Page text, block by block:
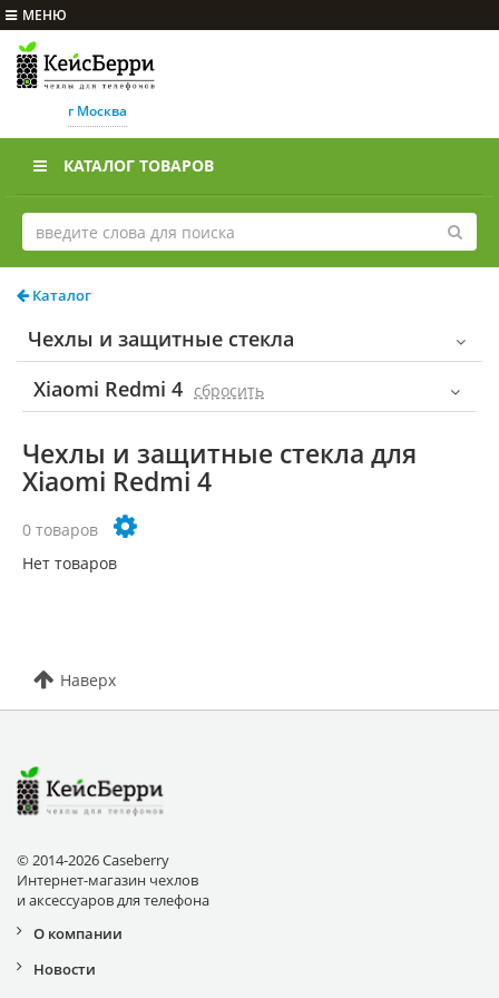
МЕНЮ
г Москва
КАТАЛОГ ТОВАРОВ
Каталог
Чехлы и защитные стекла
Xiaomi Redmi 4 cбросить
Чехлы и защитные стекла для
Xiaomi Redmi 4
0 товаров
Нет товаров
Наверх
© 2014-2026 Caseberry
Интернет-магазин чехлов
и аксессуаров для телефона
О компании
Новости